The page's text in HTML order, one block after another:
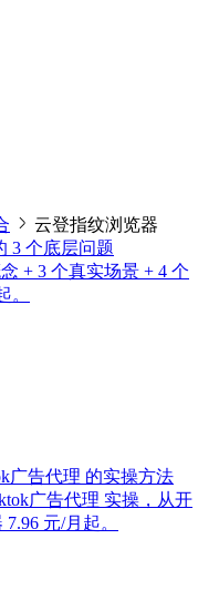
云登指纹浏览器
3 个底层问题
+ 3 个真实场景 + 4 个
。
广告代理 的实操方法
广告代理 实操，从开
元/月起。